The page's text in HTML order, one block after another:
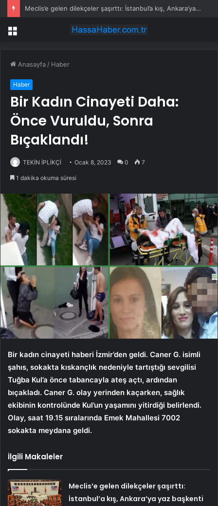
Meclis’e gelen dilekçeler şaşırttı: İstanbul’a kış, Ankara’ya yaz başkenti önerisi
Menü
Anasayfa / Haber
Haber
Bir Kadın Cinayeti Daha:
Önce Vuruldu, Sonra
Bıçaklandı!
TEKİN İPLİKÇİ Ocak 8, 2023 0 7
1 dakika okuma süresi
Bir kadın cinayeti haberi İzmir’den geldi. Caner G. isimli
şahıs, sokakta kıskançlık nedeniyle tartıştığı sevgilisi
Tuğba Kul’a önce tabancayla ateş açtı, ardından
bıçakladı. Caner G. olay yerinden kaçarken, sağlık
ekibinin kontrolünde Kul’un yaşamını yitirdiği belirlendi.
Olay, saat 19.15 sıralarında Emek Mahallesi 7002
sokakta meydana geldi.
İlgili Makaleler
Meclis’e gelen dilekçeler şaşırttı:
İstanbul’a kış, Ankara’ya yaz başkenti